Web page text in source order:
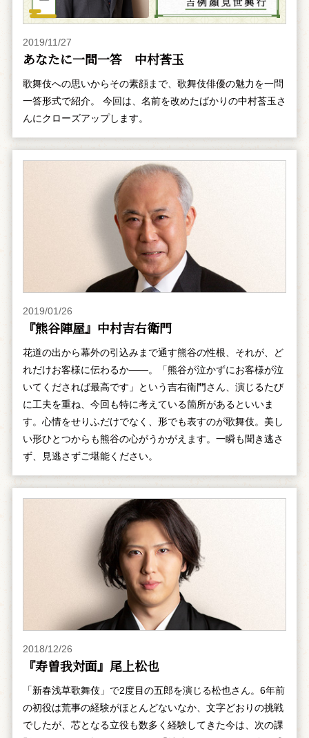
2019/11/27
あなたに一問一答 中村莟玉
歌舞伎への思いからその素顔まで、歌舞伎俳優の魅力を一問
一答形式で紹介。 今回は、名前を改めたばかりの中村莟玉さ
んにクローズアップします。
2019/01/26
『熊谷陣屋』中村吉右衛門
花道の出から幕外の引込みまで通す熊谷の性根、それが、ど
れだけお客様に伝わるか――。「熊谷が泣かずにお客様が泣
いてくだされば最高です」という吉右衛門さん、演じるたび
に工夫を重ね、今回も特に考えている箇所があるといいま
す。心情をせりふだけでなく、形でも表すのが歌舞伎。美し
い形ひとつからも熊谷の心がうかがえます。一瞬も聞き逃さ
ず、見逃さずご堪能ください。
2018/12/26
『寿曽我対面』尾上松也
「新春浅草歌舞伎」で2度目の五郎を演じる松也さん。6年前
の初役は荒事の経験がほとんどないなか、文字どおりの挑戦
でしたが、芯となる立役も数多く経験してきた今は、次の課